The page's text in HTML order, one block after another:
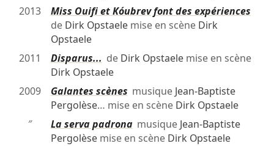
2013
Miss Ouifi et Kóubrev font des expériences
de Dirk Opstaelemise en scène Dirk
Opstaele
2011
Disparus... de Dirk Opstaelemise en scène
Dirk Opstaele
2009
Galantes scènes musique Jean-Baptiste
Pergolèse… mise en scène Dirk Opstaele
″
La serva padronamusique Jean-Baptiste
Pergolèsemise en scène Dirk Opstaele